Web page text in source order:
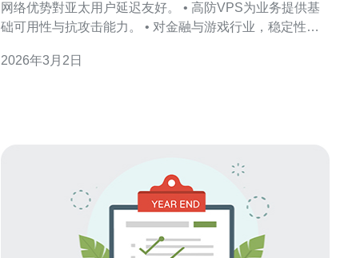
网络优势對亚太用户延迟友好。 • 高防VPS为业务提供基
础可用性与抗攻击能力。 • 对金融与游戏行业，稳定性和
CDN、WAF、DDoS清洗等。 • 商业面需考虑SLA、合规
2026年3月2日